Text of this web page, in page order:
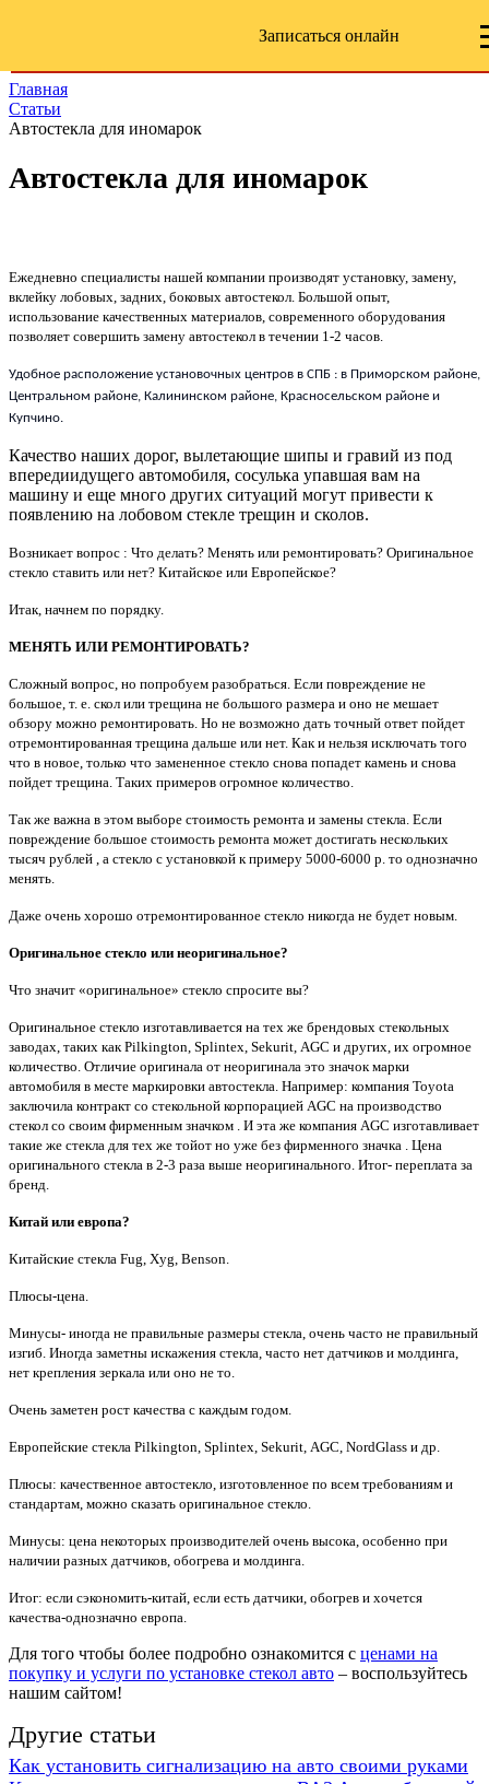
Записаться онлайн
Главная
Статьи
Автостекла для иномарок
Автостекла для иномарок
Ежедневно специалисты нашей компании производят установку, замену,
вклейку лобовых, задних, боковых автостекол. Большой опыт,
использование качественных материалов, современного оборудования
позволяет совершить замену автостекол в течении 1-2 часов.
Удобное расположение установочных центров в СПБ : в Приморском районе,
Центральном районе, Калининском районе, Красносельском районе и
Купчино.
Качество наших дорог, вылетающие шипы и гравий из под
впередиидущего автомобиля, сосулька упавшая вам на
машину и еще много других ситуаций могут привести к
появлению на лобовом стекле трещин и сколов.
Возникает вопрос : Что делать? Менять или ремонтировать? Оригинальное
стекло ставить или нет? Китайское или Европейское?
Итак, начнем по порядку.
МЕНЯТЬ ИЛИ РЕМОНТИРОВАТЬ?
Сложный вопрос, но попробуем разобраться. Если повреждение не
большое, т. е. скол или трещина не большого размера и оно не мешает
обзору можно ремонтировать. Но не возможно дать точный ответ пойдет
отремонтированная трещина дальше или нет. Как и нельзя исключать того
что в новое, только что замененное стекло снова попадет камень и снова
пойдет трещина. Таких примеров огромное количество.
Так же важна в этом выборе стоимость ремонта и замены стекла. Если
повреждение большое стоимость ремонта может достигать нескольких
тысяч рублей , а стекло с установкой к примеру 5000-6000 р. то однозначно
менять.
Даже очень хорошо отремонтированное стекло никогда не будет новым.
Оригинальное стекло или неоригинальное?
Что значит «оригинальное» стекло спросите вы?
Оригинальное стекло изготавливается на тех же брендовых стекольных
заводах, таких какPilkington, Splintex, Sekurit, AGC и других, их огромное
количество. Отличие оригинала от неоригинала это значок марки
автомобиля в месте маркировки автостекла. Например: компания Toyota
заключила контракт со стекольной корпорацией AGC на производство
стекол со своим фирменным значком . И эта же компания AGC изготавливает
такие же стекла для тех же тойот но уже без фирменного значка . Цена
оригинального стекла в 2-3 раза выше неоригинального. Итог- переплата за
бренд.
Китай или европа?
Китайские стекла Fug, Xyg, Benson.
Плюсы-цена.
Минусы- иногда не правильные размеры стекла, очень часто не правильный
изгиб. Иногда заметны искажения стекла, часто нет датчиков и молдинга,
нет крепления зеркала или оно не то.
Очень заметен рост качества с каждым годом.
Европейские стекла Pilkington, Splintex, Sekurit, AGC, NordGlass и др.
Плюсы: качественное автостекло, изготовленное по всем требованиям и
стандартам, можно сказать оригинальное стекло.
Минусы: цена некоторых производителей очень высока, особенно при
наличии разных датчиков, обогрева и молдинга.
Итог: если сэкономить-китай, если есть датчики, обогрев и хочется
качества-однозначно европа.
Для того чтобы более подробно ознакомится с ценами на
покупку и услуги по установке стекол авто – воспользуйтесь
нашим сайтом!
Другие статьи
Как установить сигнализацию на авто своими руками